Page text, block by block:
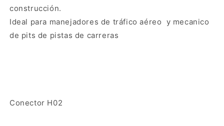
construcción.
Ideal para manejadores de tráfico aéreo y mecanico
de pits de pistas de carreras
Conector H02